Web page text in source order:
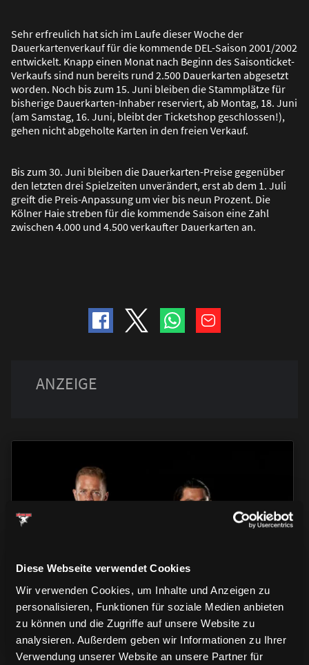
Diese Webseite verwendet Cookies
Wir verwenden Cookies, um Inhalte und Anzeigen zu
personalisieren, Funktionen für soziale Medien anbieten
zu können und die Zugriffe auf unsere Website zu
analysieren. Außerdem geben wir Informationen zu Ihrer
Verwendung unserer Website an unsere Partner für
Sehr erfreulich hat sich im Laufe dieser Woche der
Dauerkartenverkauf für die kommende DEL-Saison 2001/2002
entwickelt. Knapp einen Monat nach Beginn des Saisonticket-
Verkaufs sind nun bereits rund 2.500 Dauerkarten abgesetzt
worden. Noch bis zum 15. Juni bleiben die Stammplätze für
bisherige Dauerkarten-Inhaber reserviert, ab Montag, 18. Juni
(am Samstag, 16. Juni, bleibt der Ticketshop geschlossen!),
gehen nicht abgeholte Karten in den freien Verkauf.
Bis zum 30. Juni bleiben die Dauerkarten-Preise gegenüber
den letzten drei Spielzeiten unverändert, erst ab dem 1. Juli
greift die Preis-Anpassung um vier bis neun Prozent. Die
Kölner Haie streben für die kommende Saison eine Zahl
zwischen 4.000 und 4.500 verkaufter Dauerkarten an.